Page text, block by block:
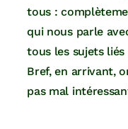
tous :
qui nous parle
tous les sujets
Bref, en arrivant,
pas mal